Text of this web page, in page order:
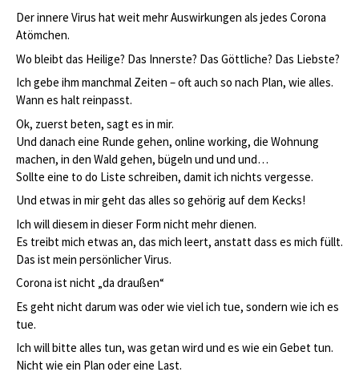
Der innere Virus hat weit mehr Auswirkungen als jedes Corona
Atömchen.
Wo bleibt das Heilige? Das Innerste? Das Göttliche? Das Liebste?
Ich gebe ihm manchmal Zeiten – oft auch so nach Plan, wie alles.
Wann es halt reinpasst.
Ok, zuerst beten, sagt es in mir.
Und danach eine Runde gehen, online working, die Wohnung
machen, in den Wald gehen, bügeln und und und…
Sollte eine to do Liste schreiben, damit ich nichts vergesse.
Und etwas in mir geht das alles so gehörig auf dem Kecks!
Ich will diesem in dieser Form nicht mehr dienen.
Es treibt mich etwas an, das mich leert, anstatt dass es mich füllt.
Das ist mein persönlicher Virus.
Corona ist nicht „da draußen“
Es geht nicht darum was oder wie viel ich tue, sondern wie ich es
tue.
Ich will bitte alles tun, was getan wird und es wie ein Gebet tun.
Nicht wie ein Plan oder eine Last.